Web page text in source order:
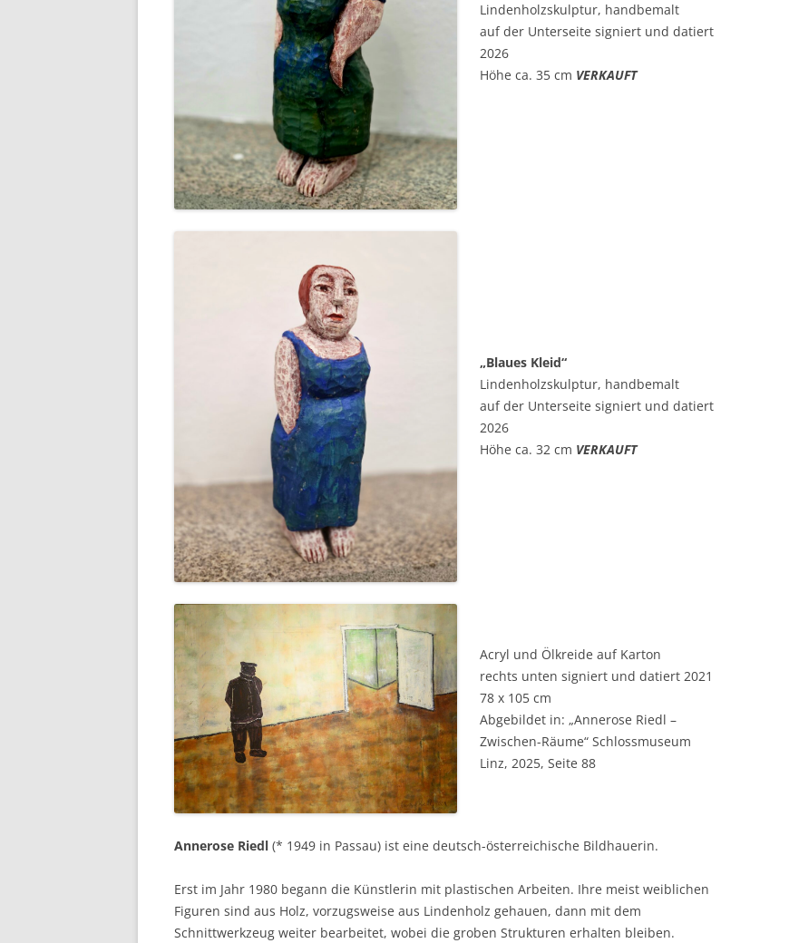
Lindenholzskulptur, handbemalt
auf der Unterseite signiert und datiert
2026
Höhe ca. 35 cm VERKAUFT
„Blaues Kleid“
Lindenholzskulptur, handbemalt
auf der Unterseite signiert und datiert
2026
Höhe ca. 32 cm VERKAUFT
Acryl und Ölkreide auf Karton
rechts unten signiert und datiert 2021
78 x 105 cm
Abgebildet in: „Annerose Riedl –
Zwischen-Räume“ Schlossmuseum
Linz, 2025, Seite 88
Annerose Riedl (* 1949 in Passau) ist eine deutsch-österreichische Bildhauerin.
Erst im Jahr 1980 begann die Künstlerin mit plastischen Arbeiten. Ihre meist weiblichen
Figuren sind aus Holz, vorzugsweise aus Lindenholz gehauen, dann mit dem
Schnittwerkzeug weiter bearbeitet, wobei die groben Strukturen erhalten bleiben.